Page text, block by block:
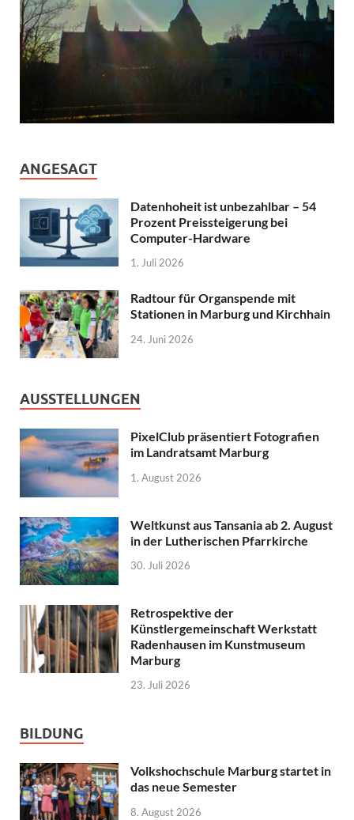
ANGESAGT
Datenhoheit ist unbezahlbar – 54
Prozent Preissteigerung bei
Computer-Hardware
1. Juli 2026
Radtour für Organspende mit
Stationen in Marburg und Kirchhain
24. Juni 2026
AUSSTELLUNGEN
PixelClub präsentiert Fotografien
im Landratsamt Marburg
1. August 2026
Weltkunst aus Tansania ab 2. August
in der Lutherischen Pfarrkirche
30. Juli 2026
Retrospektive der
Künstlergemeinschaft Werkstatt
Radenhausen im Kunstmuseum
Marburg
23. Juli 2026
BILDUNG
Volkshochschule Marburg startet in
das neue Semester
8. August 2026